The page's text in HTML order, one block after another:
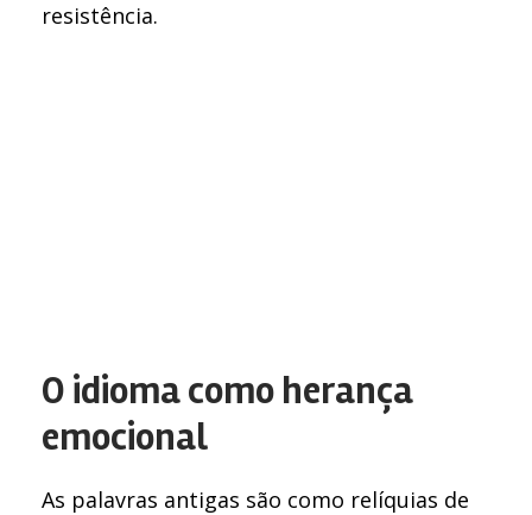
resistência.
O idioma como herança
emocional
As palavras antigas são como relíquias de